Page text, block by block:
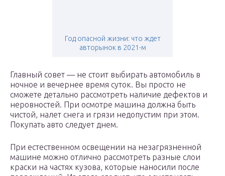
Год опасной жизни: что ждет
авторынок в 2021-м
Главный совет — не стоит выбирать автомобиль в
ночное и вечернее время суток. Вы просто не
сможете детально рассмотреть наличие дефектов и
неровностей. При осмотре машина должна быть
чистой, налет снега и грязи недопустим при этом.
Покупать авто следует днем.
При естественном освещении на незагрязненной
машине можно отлично рассмотреть разные слои
краски на частях кузова, которые наносили после